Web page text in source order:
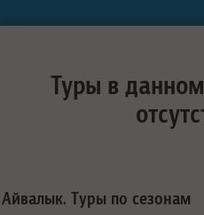
Туры в
Айвалык. Туры по сезонам